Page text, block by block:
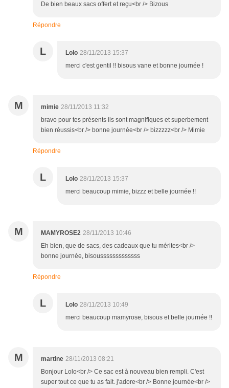
De bien beaux sacs offert et reçu<br /> Bizous
Répondre
L Lolo 28/11/2013 15:37
merci c'est gentil !! bisous vane et bonne journée !
M mimie 28/11/2013 11:32
bravo pour tes présents ils sont magnifiques et superbement
bien réussis<br /> bonne journée<br /> bizzzzz<br /> Mimie
Répondre
L Lolo 28/11/2013 15:37
merci beaucoup mimie, bizzz et belle journée !!
M MAMYROSE2 28/11/2013 10:46
Eh bien, que de sacs, des cadeaux que tu mérites<br />
bonne journée, bisousssssssssssss
Répondre
L Lolo 28/11/2013 10:49
merci beaucoup mamyrose, bisous et belle journée !!
M martine 28/11/2013 08:21
Bonjour Lolo<br /> Ce sac est à nouveau bien rempli. C'est
super tout ce que tu as fait. j'adore<br /> Bonne journée<br />